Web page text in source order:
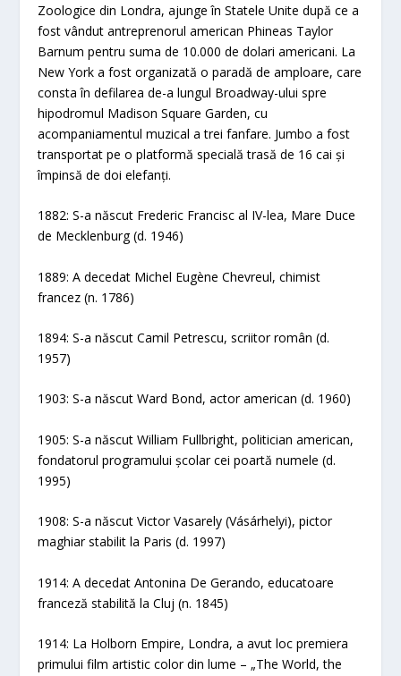
Zoologice din Londra, ajunge în Statele Unite după ce a
fost vândut antreprenorul american Phineas Taylor
Barnum pentru suma de 10.000 de dolari americani. La
New York a fost organizată o paradă de amploare, care
consta în defilarea de-a lungul Broadway-ului spre
hipodromul Madison Square Garden, cu
acompaniamentul muzical a trei fanfare. Jumbo a fost
transportat pe o platformă specială trasă de 16 cai și
împinsă de doi elefanți.
1882: S-a născut Frederic Francisc al IV-lea, Mare Duce
de Mecklenburg (d. 1946)
1889: A decedat Michel Eugène Chevreul, chimist
francez (n. 1786)
1894: S-a născut Camil Petrescu, scriitor român (d.
1957)
1903: S-a născut Ward Bond, actor american (d. 1960)
1905: S-a născut William Fullbright, politician american,
fondatorul programului școlar cei poartă numele (d.
1995)
1908: S-a născut Victor Vasarely (Vásárhelyi), pictor
maghiar stabilit la Paris (d. 1997)
1914: A decedat Antonina De Gerando, educatoare
franceză stabilită la Cluj (n. 1845)
1914: La Holborn Empire, Londra, a avut loc premiera
primului film artistic color din lume – „The World, the